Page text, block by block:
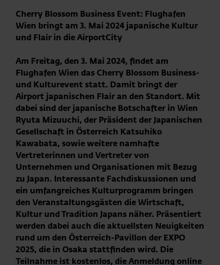
Cherry Blossom Business Event: Flughafen
Wien bringt am 3. Mai 2024 japanische Kultur
und Flair in die AirportCity
Am Freitag, den 3. Mai 2024, findet am
Flughafen Wien das Cherry Blossom Business-
und Kulturevent statt. Damit bringt der
Airport japanischen Flair an den Standort. Mit
dabei sind der japanische Botschafter in Wien
Ryuta Mizuuchi, der Präsident der Japanischen
Gesellschaft in Österreich Katsuhiko
Kawabata, sowie weitere namhafte
Vertreterinnen und Vertreter von
Unternehmen und Organisationen mit Bezug
zu Japan. Interessante Fachdiskussionen und
ein umfangreiches Kulturprogramm bringen
den Veranstaltungsgästen die Wirtschaft,
Kultur und Tradition Japans näher. Präsentiert
werden dabei auch die aktuellsten Neuigkeiten
rund um den Österreich-Pavillon der EXPO
2025, die in Osaka stattfinden wird. Die
Teilnahme ist kostenlos, die Anmeldung online